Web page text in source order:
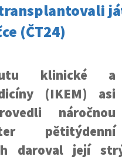
(ČT24)
klinické a
(IKEM) asi
náročnou
pětitýdenní
daroval její